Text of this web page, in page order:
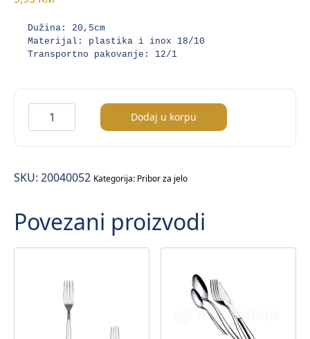
Dužina: 20,5cm
Materijal: plastika i inox 18/10
Transportno pakovanje: 12/1
Nostalgie
viljuška
glavno
količina
Dodaj u korpu
SKU: 20040052 Kategorija: Pribor za jelo
Povezani proizvodi